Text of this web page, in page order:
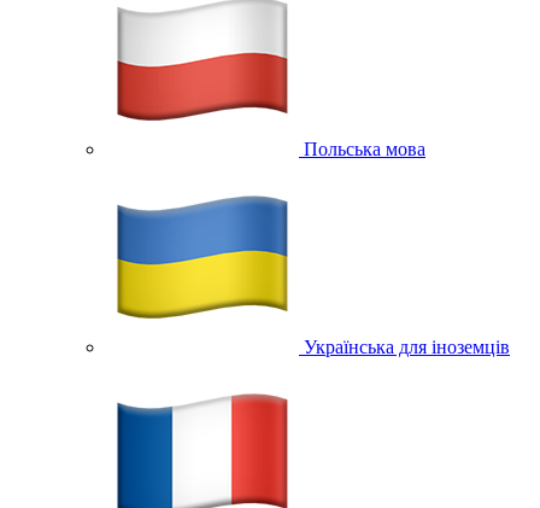
Польська мова
Українська для іноземців